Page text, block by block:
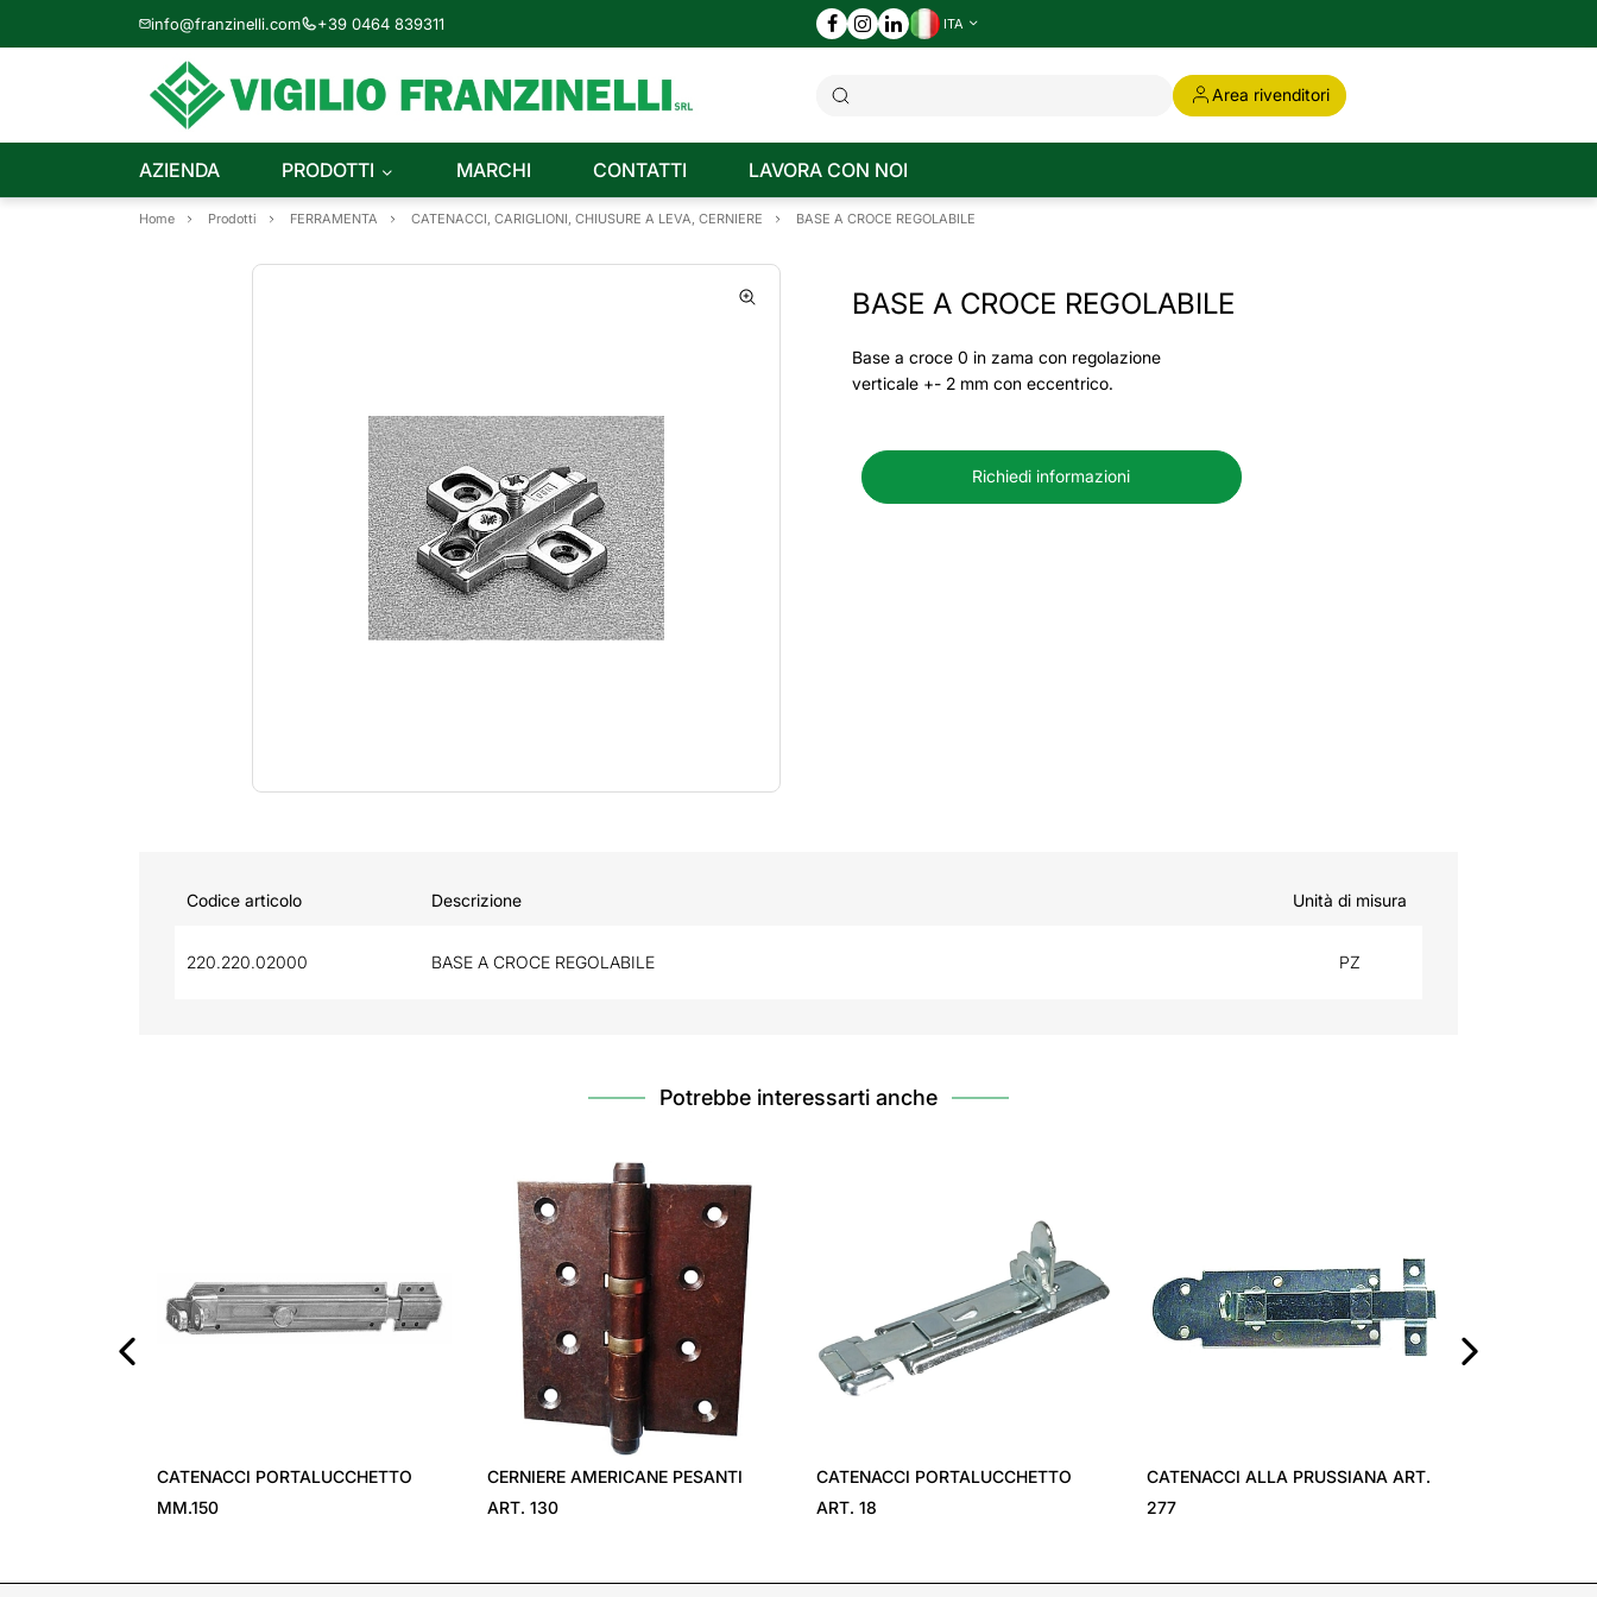
info@franzinelli.com +39 0464 839311 ITA
Area rivenditori
AZIENDA PRODOTTI MARCHI CONTATTI LAVORA CON NOI
Home Prodotti FERRAMENTA CATENACCI, CARIGLIONI, CHIUSURE A LEVA, CERNIERE BASE A CROCE REGOLABILE
BASE A CROCE REGOLABILE
Base a croce 0 in zama con regolazione
verticale +- 2 mm con eccentrico.
Richiedi informazioni
Codice articolo Descrizione Unità di misura
220.220.02000 BASE A CROCE REGOLABILE PZ
Potrebbe interessarti anche
CATENACCI PORTALUCCHETTO
MM.150
CERNIERE AMERICANE PESANTI
ART. 130
CATENACCI PORTALUCCHETTO
ART. 18
CATENACCI ALLA PRUSSIANA ART.
277